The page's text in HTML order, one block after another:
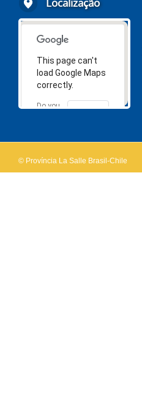
This page can't
load Google Maps
correctly.
Do you
OK
© Província La Salle Brasil-Chile